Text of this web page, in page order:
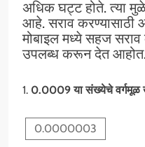
अधिक घट्ट होते. त्या
आहे. सराव करण्यासाठी
मोबाइल मध्ये सहज
उपलब्ध करून देत
1. 0.0009 या संख्येचे वर्गमूळ
0.0000003